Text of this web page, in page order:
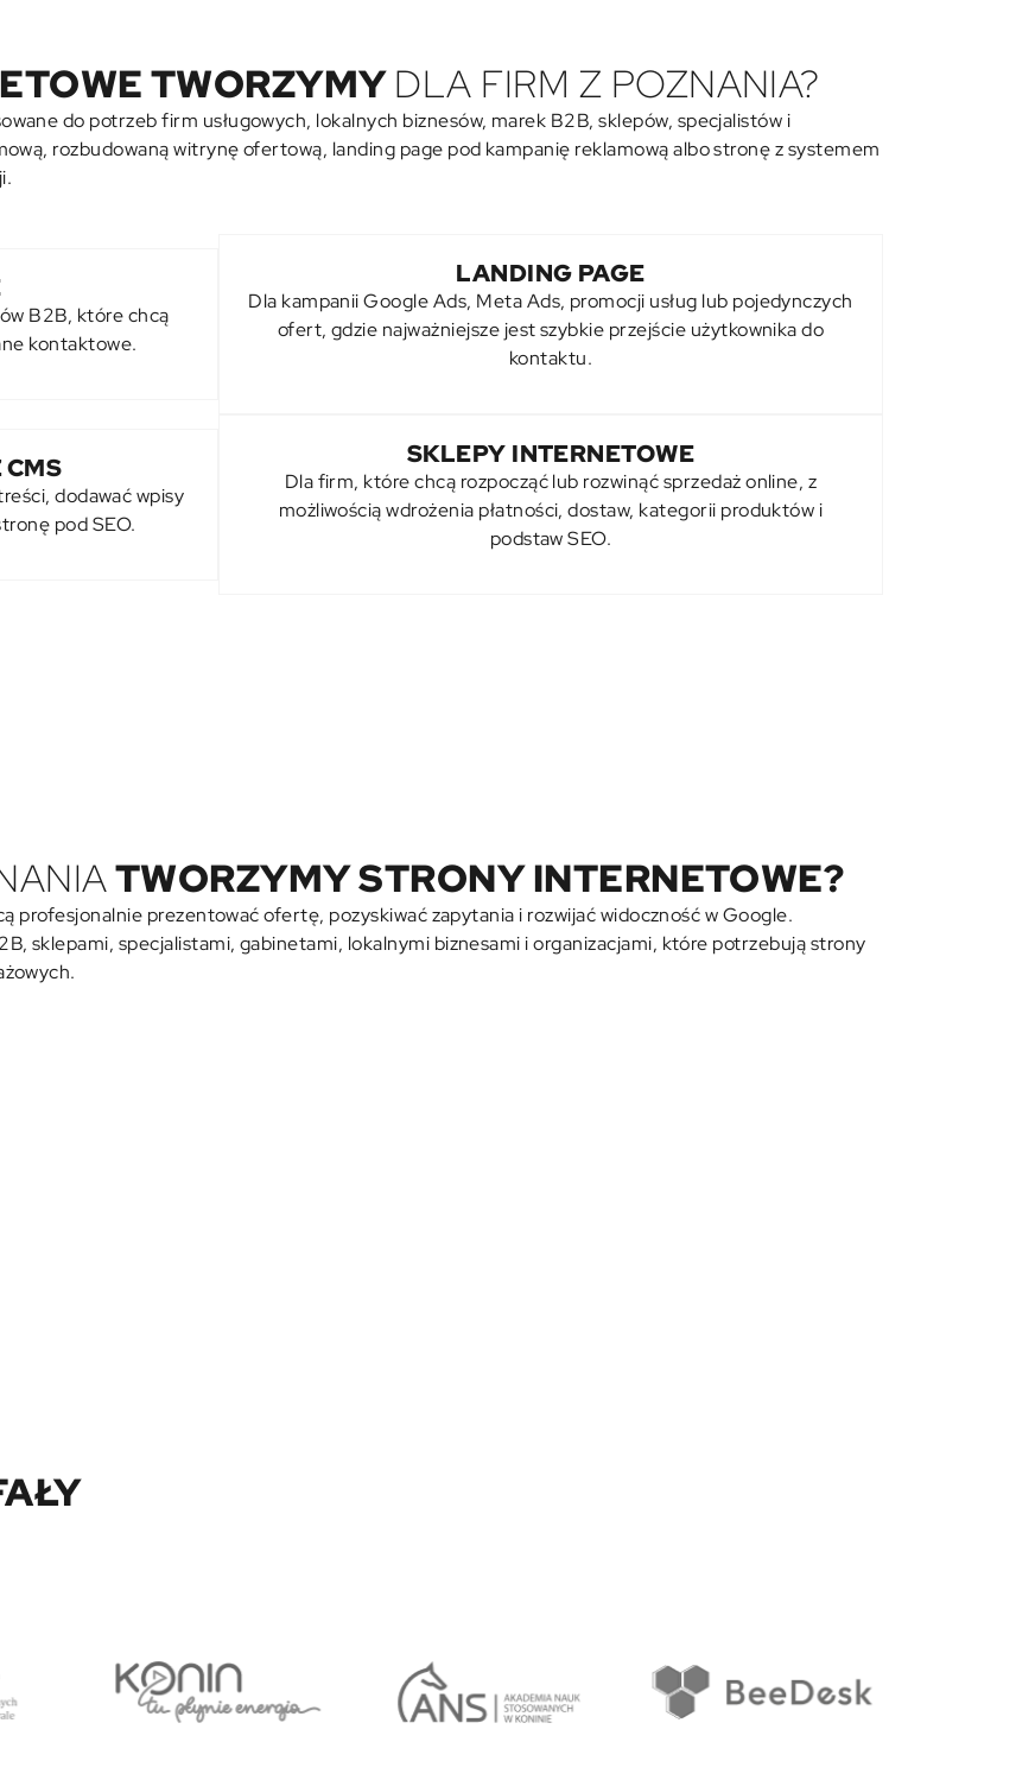
TWORZYMYDLA FIRM Z POZNANIA?
do potrzeb firm usługowych, lokalnych biznesów, marek B2B, sklepów, specjalistów i
rozbudowaną witrynę ofertową, landing page pod kampanię reklamową albo stronę z systemem
B2B, które chcą
kontaktowe.
LANDING PAGE
Dla kampaniiGoogle Ads, Meta Ads, promocji usług lub pojedynczych
ofert, gdzie najważniejsze jest szybkie przejście użytkownika do
kontaktu.
CMS
dodawać wpisy
pod SEO.
SKLEPY INTERNETOWE
Dla firm, które chcą rozpocząć lub rozwinąć sprzedaż online, z
możliwością wdrożenia płatności, dostaw, kategorii produktów i
podstaw SEO.
TWORZYMY STRONY INTERNETOWE?
prezentować ofertę, pozyskiwać zapytania i rozwijać widoczność w Google.
sklepami, specjalistami, gabinetami, lokalnymi biznesami i organizacjami, które potrzebują strony